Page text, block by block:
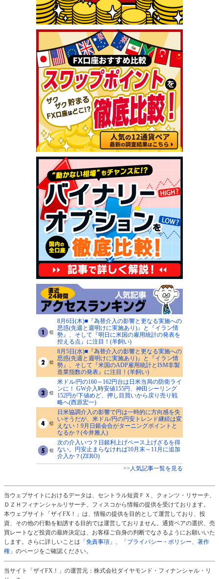
8月6日(木)■『為替介入の影響と更なる実施への
思惑(先週と週明けに実施あり)』と『イラン情
勢』、そして『明日に米国の雇用統計の発表を
控える点』に注目！(羊飼い)
8月5日(水)■『為替介入の影響と更なる実施への
思惑(先週と週明けに実施あり)』と『イラン情
勢』、そして『米国のADP雇用統計とISM非製
造業指数の発表』に注目！(羊飼い)
米ドル/円の160～162円台は日米当局の防衛ライ
ンに！ GW介入時安値155円、神田シーリング
152円が下値めど、押し目買いから戻り売り戦
略へ(西原宏一)
日米協調介入の影響で円は一時的に方向感を失
いそうだが、米ドル/円の円安トレンド継続は変
えない！9月日銀会合がターニングポイントと
なるか？(今井雅人)
次の介入いつ？日銀利上げペース上げざるを得
ない。円安止まらなければ10月末～11月に追加
介入か？(ZERO)
>>人気記事一覧を見る
当ウェブサイトにおけるデータは、セントラル短資ＦＸ、クォンツ・リサーチ、
ＤＺＨフィナンシャルリサーチ、フィスコから情報の提供を受けております。
本ウェブサイト「ザイFX！」は、情報の提供を目的として運営しており、投
資、その他の行動を勧誘する目的では運営しておりません。通貨ペアの選択、売
買レートなど投資の最終決定は、お客様ご自身の判断でなさるようにお願いいた
します。さらに詳しいことは 「免責事項」
「プライバシー・ポリシー、著作
権」 のページをご確認ください。
当サイト「ザイFX！」の運営元：株式会社ダイヤモンド・フィナンシャル・リ